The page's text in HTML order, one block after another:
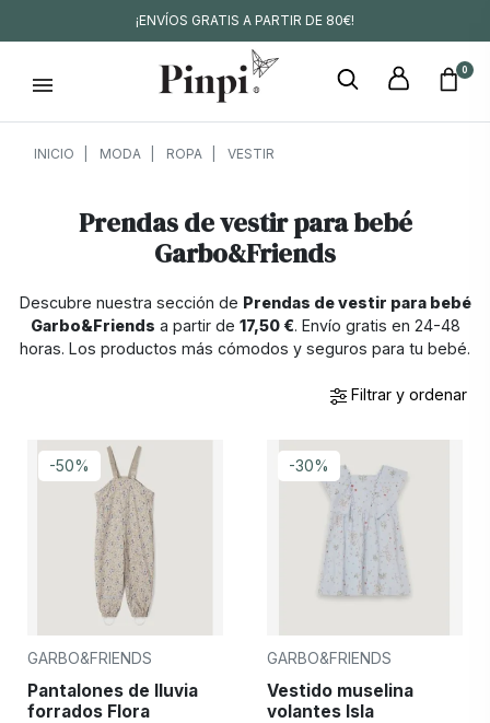
¡ENVÍOS GRATIS A PARTIR DE 80€!
0
INICIO MODA ROPA VESTIR
Prendas de vestir para bebé
Garbo&Friends
Descubre nuestra sección de Prendas de vestir para bebé
Garbo&Friends a partir de 17,50 €. Envío gratis en 24-48
horas. Los productos más cómodos y seguros para tu bebé.
Filtrar y ordenar
-50%
GARBO&FRIENDS
Pantalones de lluvia
forrados Flora
-30%
GARBO&FRIENDS
Vestido muselina
volantes Isla